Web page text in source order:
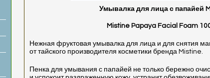
Умывалка для лица с папайей
Mistine Papaya Facial Foam
Нежная фруктовая умывалка для лица и для снятия
от тайского производителя косметики бренда Mistine.
Пенка для умывания с папайей не только бережно